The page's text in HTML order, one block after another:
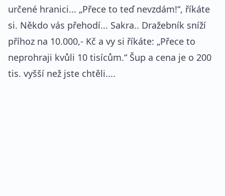
určené hranici... „Přece to teď nevzdám!“, říkáte
si. Někdo vás přehodí... Sakra.. Dražebník sníží
příhoz na 10.000,- Kč a vy si říkáte: „Přece to
neprohraji kvůli 10 tisícům.“ Šup a cena je o 200
tis. vyšší než jste chtěli....